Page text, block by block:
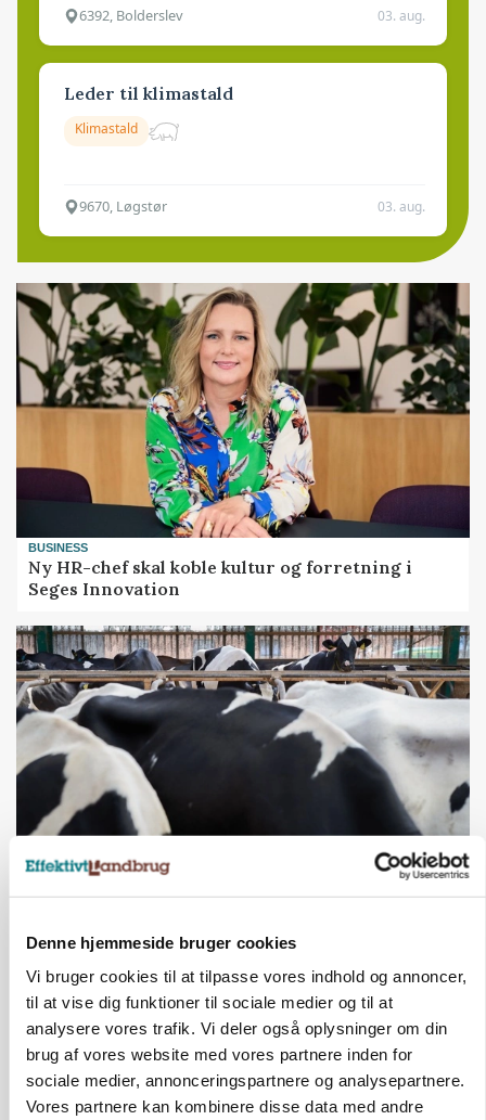
Denne hjemmeside bruger cookies
Vi bruger cookies til at tilpasse vores indhold og annoncer,
til at vise dig funktioner til sociale medier og til at
analysere vores trafik. Vi deler også oplysninger om din
brug af vores website med vores partnere inden for
sociale medier, annonceringspartnere og analysepartnere.
Vores partnere kan kombinere disse data med andre
6392, Bolderslev 03. aug.
Leder til klimastald
Klimastald
9670, Løgstør 03. aug.
BUSINESS
Ny HR-chef skal koble kultur og forretning i
Seges Innovation
europæiske husdyrbrugere